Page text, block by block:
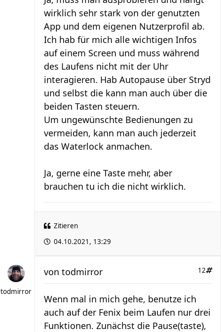
wirklich sehr stark von der genutzten
App und dem eigenen Nutzerprofil ab.
Ich hab für mich alle wichtigen Infos
auf einem Screen und muss während
des Laufens nicht mit der Uhr
interagieren. Hab Autopause über Stryd
und selbst die kann man auch über die
beiden Tasten steuern.
Um ungewünschte Bedienungen zu
vermeiden, kann man auch jederzeit
das Waterlock anmachen.
Ja, gerne eine Taste mehr, aber
brauchen tu ich die nicht wirklich.
Zitieren
04.10.2021, 13:29
todmirror
12
von todmirror
Wenn mal in mich gehe, benutze ich
auch auf der Fenix beim Laufen nur drei
Funktionen. Zunächst die Pause(taste),